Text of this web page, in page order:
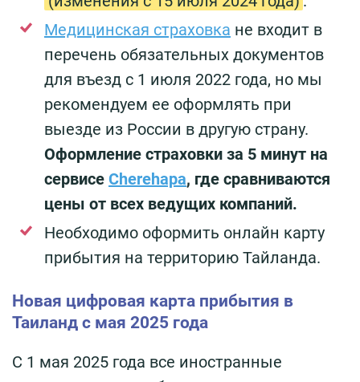
Медицинская страховка не входит в
перечень обязательных документов
для въезд с 1 июля 2022 года, но мы
рекомендуем ее оформлять при
выезде из России в другую страну.
Оформление страховки за 5 минут на
сервисе Cherehapa, где сравниваются
цены от всех ведущих компаний.
Необходимо оформить онлайн карту
прибытия на территорию Тайланда.
Новая цифровая карта прибытия в
Таиланд с мая 2025 года
С 1 мая 2025 года все иностранные